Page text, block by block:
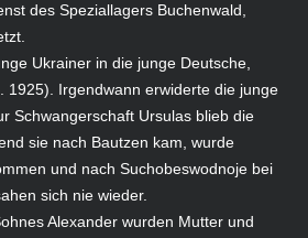
des Speziallagers Buchenwald,
Ukrainer in die junge Deutsche,
1925). Irgendwann erwiderte die junge
Schwangerschaft Ursulas blieb die
sie nach Bautzen kam, wurde
und nach Suchobeswodnoje bei
sich nie wieder.
Alexander wurden Mutter und